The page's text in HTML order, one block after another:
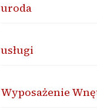
uroda
usługi
Wyposażenie